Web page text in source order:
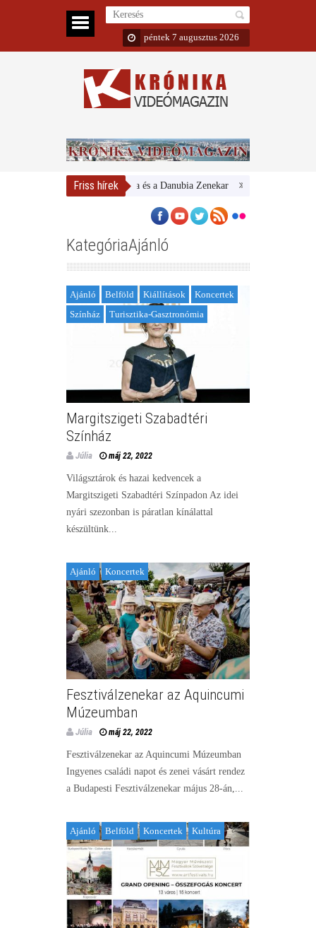
péntek 7 augusztus 2026
Friss hírek
Magyar Nemzeti Galéria és a Danubia Zenekar Bemutatta 2024/25-
KategóriaAjánló
Ajánló Belföld Kiállítások
Koncertek
Színház
Turisztika-Gasztronómia
Margitszigeti Szabadtéri
Színház
Júlia máj 22, 2022
Világsztárok és hazai kedvencek a
Margitszigeti Szabadtéri Színpadon Az idei
nyári szezonban is páratlan kínálattal
készültünk...
Ajánló Koncertek
Fesztiválzenekar az Aquincumi
Múzeumban
Júlia máj 22, 2022
Fesztiválzenekar az Aquincumi Múzeumban
Ingyenes családi napot és zenei vásárt rendez
a Budapesti Fesztiválzenekar május 28-án,...
Ajánló Belföld Koncertek Kultúra